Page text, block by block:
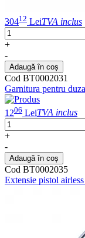
30412 LeiTVA inclus
+
-
Adaugă în coș
Cod BT0002031
Garnitura pentru
1206 LeiTVA inclus
+
-
Adaugă în coș
Cod BT0002035
Extensie pistol